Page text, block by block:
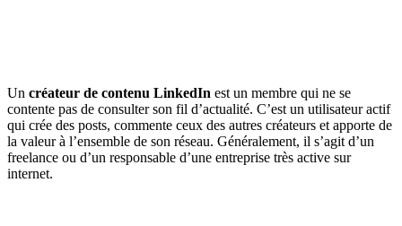
Un créateur de contenu LinkedIn est un membre qui ne se
contente pas de consulter son fil d’actualité. C’est un utilisateur actif
qui crée des posts, commente ceux des autres créateurs et apporte de
la valeur à l’ensemble de son réseau. Généralement, il s’agit d’un
freelance ou d’un responsable d’une entreprise très active sur
internet.